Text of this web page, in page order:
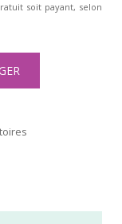
soit payant, selon